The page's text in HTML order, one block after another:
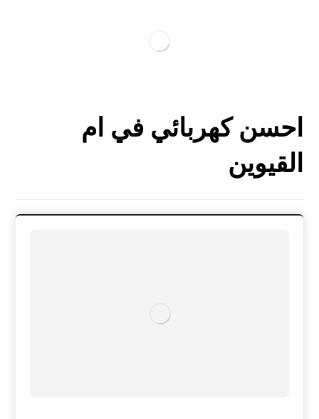
احسن كهربائي في ام
القيوين